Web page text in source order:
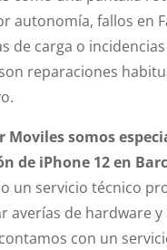
autonomía, fallos en
de carga o
reparaciones
Moviles somos
de iPhone 12 en
un servicio técnico
averías de hardware y
con un